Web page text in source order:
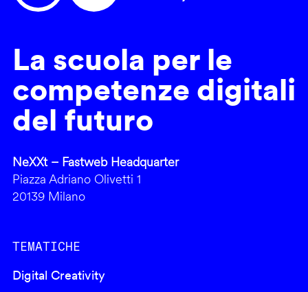
La scuola per le
competenze digitali
del futuro
NeXXt – Fastweb Headquarter
Piazza Adriano Olivetti 1
20139 Milano
TEMATICHE
Digital Creativity